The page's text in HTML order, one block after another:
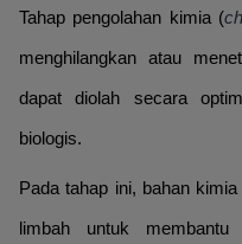
Tahap pengolahan kimia (
menghilangkan atau
dapat diolah secara
biologis.
Pada tahap ini, bahan
limbah untuk membantu